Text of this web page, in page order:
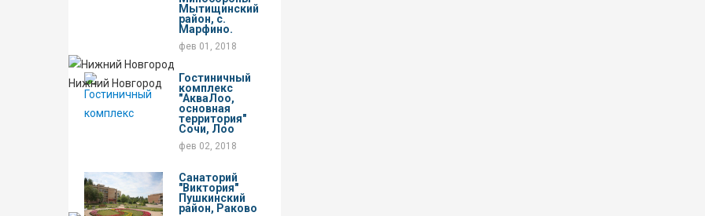
Нижний Новгород
Мытищинский
район, с.
Марфино.
фев 01, 2018
Гостиничный
комплекс
"АкваЛоо,
основная
территория"
Сочи, Лоо
фев 02, 2018
Санаторий
"Виктория"
Пушкинский
район, Раково